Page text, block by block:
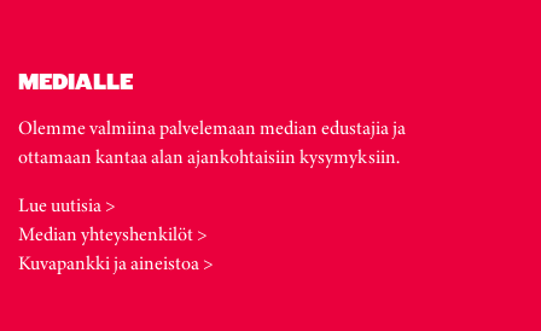
MEDIALLE
Olemme valmiina palvelemaan median edustajia ja
ottamaan kantaa alan ajankohtaisiin kysymyksiin.
Lue uutisia >
Median yhteyshenkilöt >
Kuvapankki ja aineistoa >